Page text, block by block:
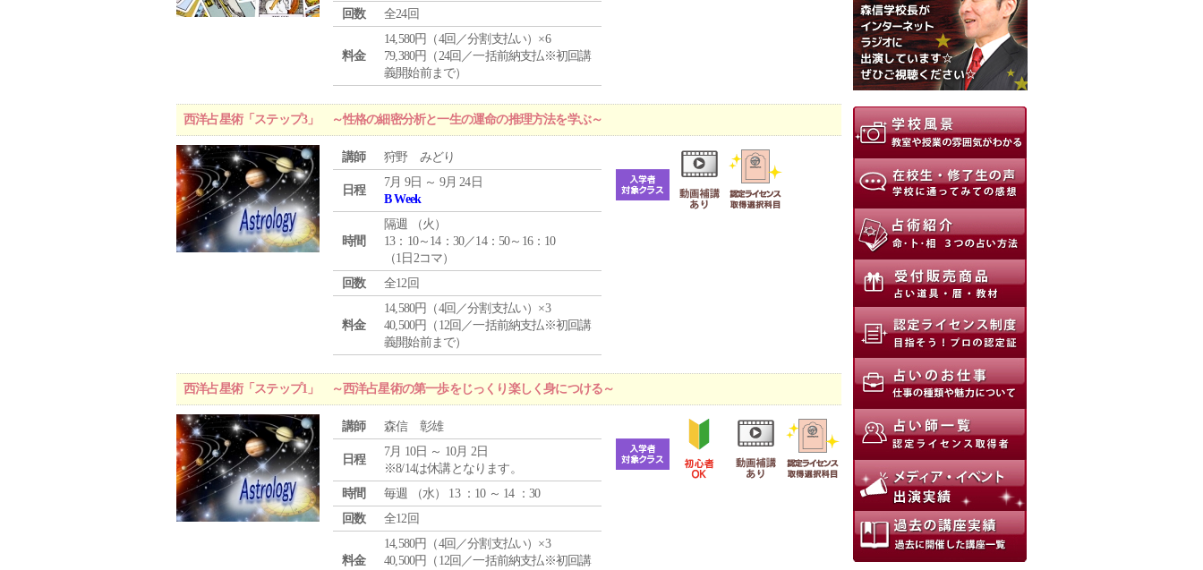
回数
全24回
料金
14,580円（4回／分割支払い）×6
79,380円（24回／一括前納支払※初回講
義開始前まで）
西洋占星術「ステップ3」 ～性格の細密分析と一生の運命の推理方法を学ぶ～
講師 狩野 みどり
日程
7月 9日 ～ 9月 24日
B Week
時間
隔週 （火 ）
13：10～14：30／14：50～16：10
（1日2コマ）
回数
全12回
料金
14,580円（4回／分割支払い）×3
40,500円（12回／一括前納支払※初回講
義開始前まで）
西洋占星術「ステップ1」 ～西洋占星術の第一歩をじっくり楽しく身につける～
講師 森信 彰雄
日程
7月 10日 ～ 10月 2日
※8/14は休講となります。
時間
毎週 （水） 13 ：10 ～ 14 ：30
回数
全12回
料金
14,580円（4回／分割支払い）×3
40,500円（12回／一括前納支払※初回講